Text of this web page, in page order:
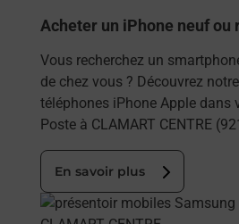
Acheter un iPhone neuf ou
Vous recherchez un
de chez vous ? Découvrez
téléphones iPhone Apple dans
Poste à CLAMART CENTRE
En savoir plus
En savoir plus